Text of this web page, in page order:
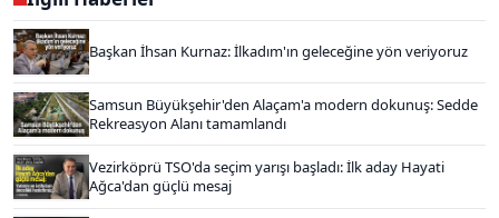
Başkan İhsan Kurnaz: İlkadım'ın geleceğine yön veriyoruz
Samsun Büyükşehir'den Alaçam'a modern dokunuş: Sedde
Rekreasyon Alanı tamamlandı
Vezirköprü TSO'da seçim yarışı başladı: İlk aday Hayati
Ağca'dan güçlü mesaj